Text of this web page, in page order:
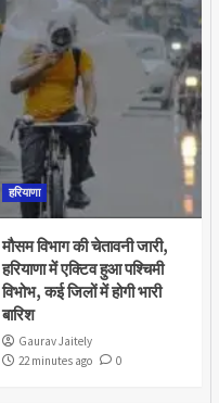
हरियाणा
मौसम विभाग की चेतावनी जारी,
हरियाणा में एक्टिव हुआ पश्चिमी
विभोभ, कई जिलों में होगी भारी
बारिश
Gaurav Jaitely
22 minutes ago
0